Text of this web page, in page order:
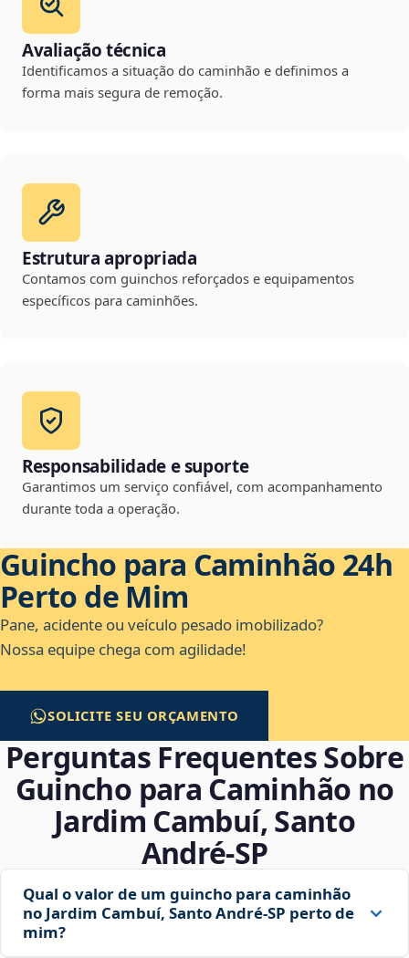
Avaliação técnica
Identificamos a situação do caminhão e definimos a
forma mais segura de remoção.
Estrutura apropriada
Contamos com guinchos reforçados e equipamentos
específicos para caminhões.
Responsabilidade e suporte
Garantimos um serviço confiável, com acompanhamento
durante toda a operação.
Guincho para Caminhão 24h
Perto de Mim
Pane, acidente ou veículo pesado imobilizado?
Nossa equipe chega com agilidade!
SOLICITE SEU ORÇAMENTO
Perguntas Frequentes Sobre
Guincho para Caminhão no
Jardim Cambuí, Santo
André‑SP
Qual o valor de um guincho para caminhão
no Jardim Cambuí, Santo André‑SP perto de
mim?